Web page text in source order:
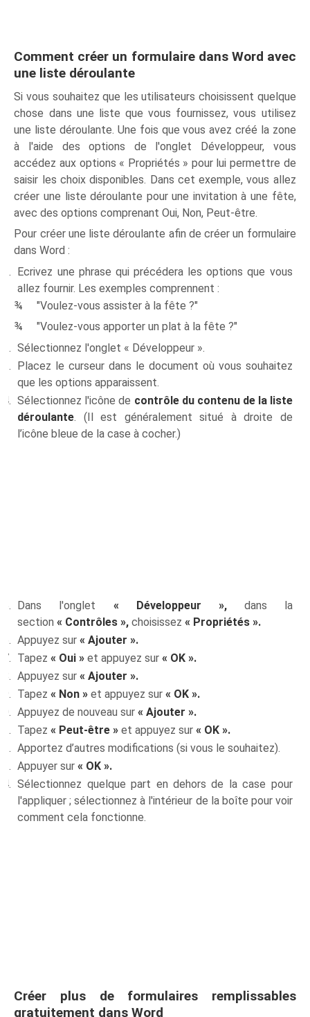
Comment créer un formulaire dans Word avec
une liste déroulante
Si vous souhaitez que les utilisateurs choisissent quelque
chose dans une liste que vous fournissez, vous utilisez
une liste déroulante. Une fois que vous avez créé la zone
à l'aide des options de l'onglet Développeur, vous
accédez aux options « Propriétés » pour lui permettre de
saisir les choix disponibles. Dans cet exemple, vous allez
créer une liste déroulante pour une invitation à une fête,
avec des options comprenant Oui, Non, Peut-être.
Pour créer une liste déroulante afin de créer un formulaire
dans Word :
Ecrivez une phrase qui précédera les options que vous
allez fournir. Les exemples comprennent :
¾ "Voulez-vous assister à la fête ?"
¾ "Voulez-vous apporter un plat à la fête ?"
Sélectionnez l'onglet « Développeur ».
Placez le curseur dans le document où vous souhaitez
que les options apparaissent.
Sélectionnez l'icône de contrôle du contenu de la liste
déroulante. (Il est généralement situé à droite de
l’icône bleue de la case à cocher.)
Dans l'onglet « Développeur »,dans la
section« Contrôles », choisissez« Propriétés ».
Appuyez sur« Ajouter ».
Tapez« Oui » et appuyez sur« OK ».
Appuyez sur« Ajouter ».
Tapez« Non » et appuyez sur« OK ».
Appuyez de nouveau sur« Ajouter ».
Tapez« Peut-être » et appuyez sur« OK ».
Apportez d’autres modifications (si vous le souhaitez).
Appuyer sur« OK ».
Sélectionnez quelque part en dehors de la case pour
l'appliquer ; sélectionnez à l'intérieur de la boîte pour voir
comment cela fonctionne.
Créer plus de formulaires remplissables
gratuitement dans Word